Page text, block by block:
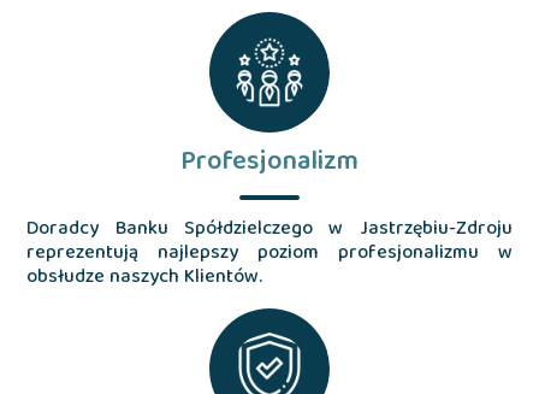
Profesjonalizm
Doradcy Banku Spółdzielczego w Jastrzębiu-Zdroju
reprezentują najlepszy poziom profesjonalizmu w
obsłudze naszych Klientów.